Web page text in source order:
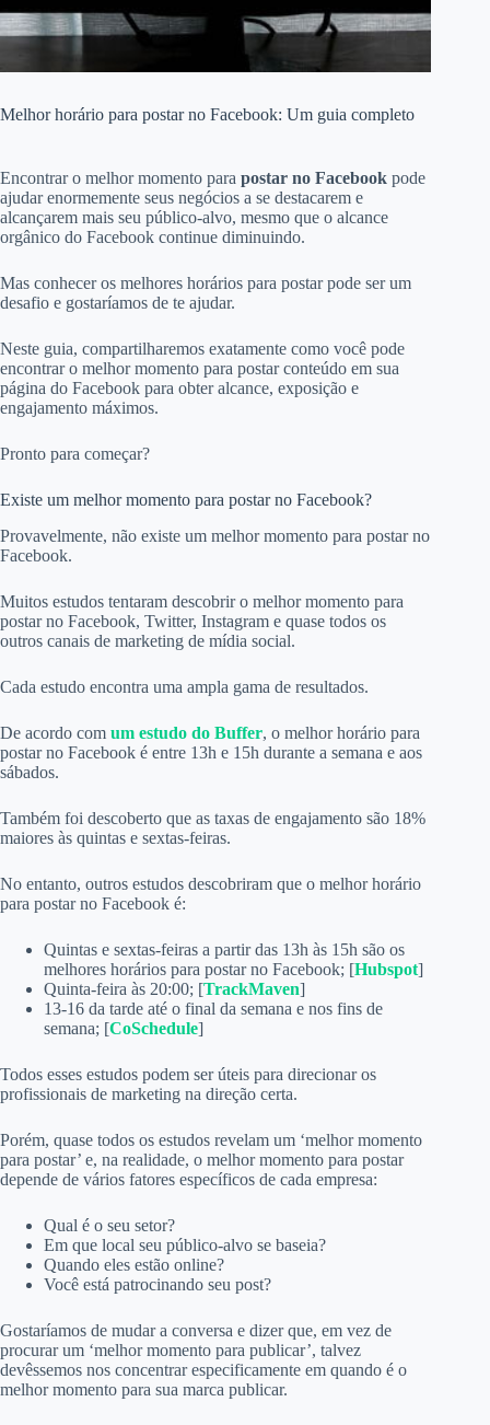
Melhor horário para postar no Facebook: Um guia completo
Encontrar o melhor momento para postar no Facebook pode
ajudar enormemente seus negócios a se destacarem e
alcançarem mais seu público-alvo, mesmo que o alcance
orgânico do Facebook continue diminuindo.
Mas conhecer os melhores horários para postar pode ser um
desafio e gostaríamos de te ajudar.
Neste guia, compartilharemos exatamente como você pode
encontrar o melhor momento para postar conteúdo em sua
página do Facebook para obter alcance, exposição e
engajamento máximos.
Pronto para começar?
Existe um melhor momento para postar no Facebook?
Provavelmente, não existe um melhor momento para postar no
Facebook.
Muitos estudos tentaram descobrir o melhor momento para
postar no Facebook, Twitter, Instagram e quase todos os
outros canais de marketing de mídia social.
Cada estudo encontra uma ampla gama de resultados.
De acordo com um estudo do Buffer, o melhor horário para
postar no Facebook é entre 13h e 15h durante a semana e aos
sábados.
Também foi descoberto que as taxas de engajamento são 18%
maiores às quintas e sextas-feiras.
No entanto, outros estudos descobriram que o melhor horário
para postar no Facebook é:
Quintas e sextas-feiras a partir das 13h às 15h são os
melhores horários para postar no Facebook; [Hubspot]
Quinta-feira às 20:00; [TrackMaven]
13-16 da tarde até o final da semana e nos fins de
semana; [CoSchedule]
Todos esses estudos podem ser úteis para direcionar os
profissionais de marketing na direção certa.
Porém, quase todos os estudos revelam um ‘melhor momento
para postar’ e, na realidade, o melhor momento para postar
depende de vários fatores específicos de cada empresa:
Qual é o seu setor?
Em que local seu público-alvo se baseia?
Quando eles estão online?
Você está patrocinando seu post?
Gostaríamos de mudar a conversa e dizer que, em vez de
procurar um ‘melhor momento para publicar’, talvez
devêssemos nos concentrar especificamente em quando é o
melhor momento para sua marca publicar.